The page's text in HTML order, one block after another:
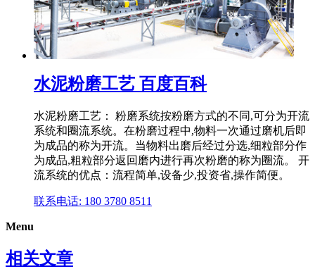
水泥粉磨工艺 百度百科
水泥粉磨工艺： 粉磨系统按粉磨方式的不同,可分为开流
系统和圈流系统。在粉磨过程中,物料一次通过磨机后即
为成品的称为开流。当物料出磨后经过分选,细粒部分作
为成品,粗粒部分返回磨内进行再次粉磨的称为圈流。 开
流系统的优点：流程简单,设备少,投资省,操作简便。
联系电话: 180 3780 8511
Menu
相关文章